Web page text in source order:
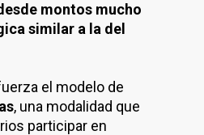
montos mucho
similar a la del
el modelo de
, una modalidad que
participar en